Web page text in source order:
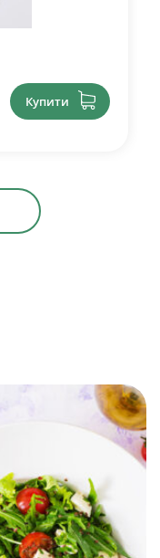
Купити